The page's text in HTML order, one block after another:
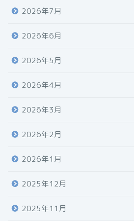
2026年7月
2026年6月
2026年5月
2026年4月
2026年3月
2026年2月
2026年1月
2025年12月
2025年11月